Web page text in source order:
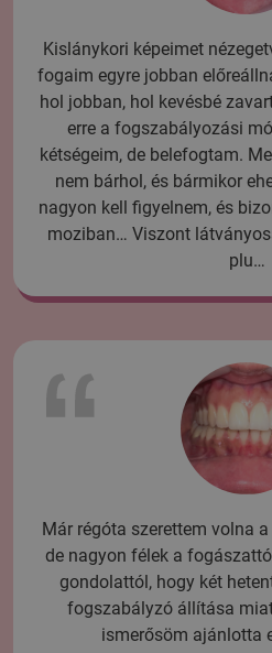
Kislánykori képeimet
fogaim egyre jobban
hol jobban, hol kevésbé
erre a fogszabályozási
kétségeim, de belefogtam.
nem bárhol, és bármikor
nagyon kell figyelnem, és
moziban… Viszont
plu…
Már régóta szerettem volna
de nagyon félek a
gondolattól, hogy két
fogszabályzó állítása
ismerősöm ajánlotta